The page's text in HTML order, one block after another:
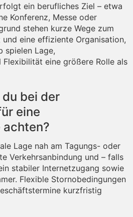
ein berufliches Ziel – etwa
Konferenz, Messe oder
stehen kurze Wege zum
eine effiziente Organisation,
spielen Lage,
eine größere Rolle als
bei der
eine
Lage nah am Tagungs- oder
Verkehrsanbindung und – falls
stabiler Internetzugang sowie
Flexible Stornobedingungen
kurzfristig